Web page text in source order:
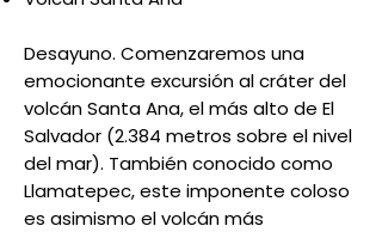
Desayuno. Comenzaremos una
emocionante excursión al cráter del
volcán Santa Ana, el más alto de El
Salvador (2.384 metros sobre el nivel
del mar). También conocido como
Llamatepec, este imponente coloso
es asimismo el volcán más